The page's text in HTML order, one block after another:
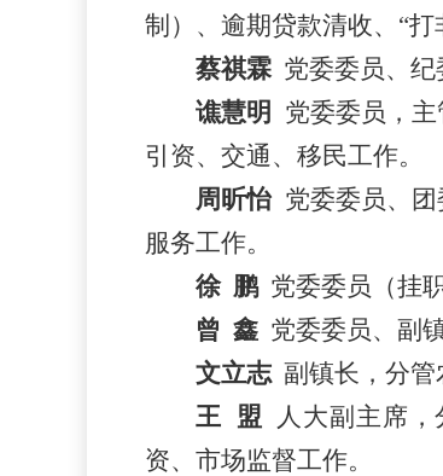
制）、 逾期贷款清收、 “打
蔡祺霖 党委委员、纪
谯慧明
党委委员，
引资、交通、移民工作。
周昕怡 党委委员、
服务工作。
徐 鹏 党委委员（挂
曾 鑫 党委委员、副
文立志 副镇长，分管
王
盟 人大副主席，
资、 市场监督工作。